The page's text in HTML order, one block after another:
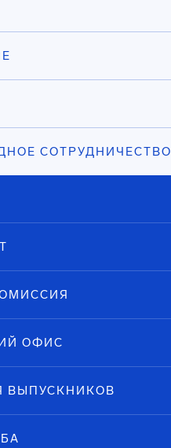
СОТРУДНИЧЕСТВО
ОФИС
ВЫПУСКНИКОВ